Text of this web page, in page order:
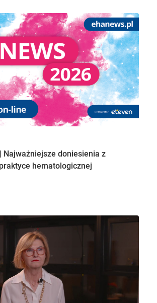
Najważniejsze doniesienia z
hematologicznej